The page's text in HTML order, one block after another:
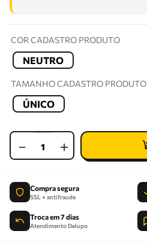
COR CADASTRO PRODUTO
NEUTRO
TAMANHO CADASTRO PRODUTO
ÚNICO
＋
－
Compra segura
SSL + antifraude
Troca em 7 dias
Atendimento Delupo